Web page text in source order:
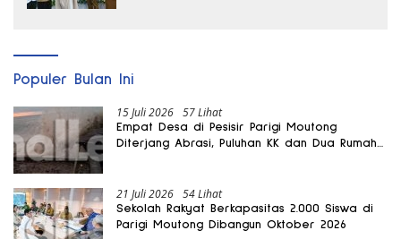
Populer Bulan Ini
15 Juli 2026 57 Lihat
Empat Desa di Pesisir Parigi Moutong
Diterjang Abrasi, Puluhan KK dan Dua Rumah
21 Juli 2026 54 Lihat
Sekolah Rakyat Berkapasitas 2.000 Siswa di
Parigi Moutong Dibangun Oktober 2026